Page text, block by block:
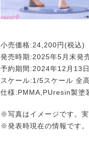
小売価格:24,200円(税込)
発売時期:2025年5月末発
予約期間:2024年12月13
スケール:1/5スケール 全
仕様:PMMA,PUresin製塗
※写真はイメージです。
※発表時現在の情報です